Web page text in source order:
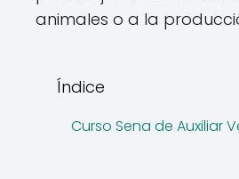
animales o a la
Índice
Curso Sena de Auxiliar